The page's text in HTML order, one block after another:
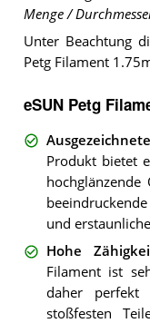
Menge /
Unter Beachtung
Petg Filament
eSUN Petg
Produkt bietet
und
Hohe
Filament ist
daher
stoßfesten